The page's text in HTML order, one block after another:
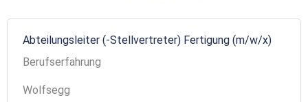
Abteilungsleiter (-Stellvertreter) Fertigung (m/w/x)
Berufserfahrung
Wolfsegg